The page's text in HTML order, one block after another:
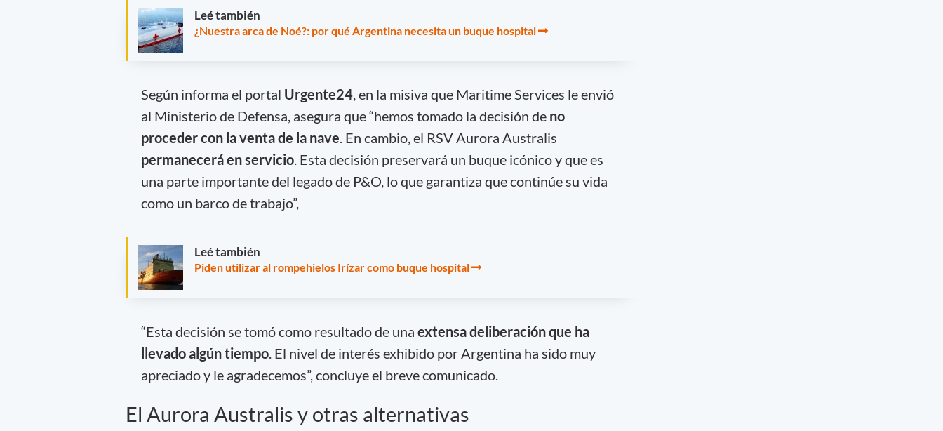
Leé también
¿Nuestra arca de Noé?: por qué Argentina necesita un buque hospital
Según informa el portal Urgente24, en la misiva que Maritime Services le envió
al Ministerio de Defensa, asegura que “hemos tomado la decisión deno
proceder con la venta de la nave. En cambio, el RSV Aurora Australis
permanecerá en servicio. Esta decisión preservará un buque icónico y que es
una parte importante del legado de P&O, lo que garantiza que continúe su vida
como un barco de trabajo”,
Leé también
Piden utilizar al rompehielos Irízar como buque hospital
“Esta decisión se tomó como resultado de una extensa deliberación que ha
llevado algún tiempo. El nivel de interés exhibido por Argentina ha sido muy
apreciado y le agradecemos”, concluye el breve comunicado.
El Aurora Australis y otras alternativas